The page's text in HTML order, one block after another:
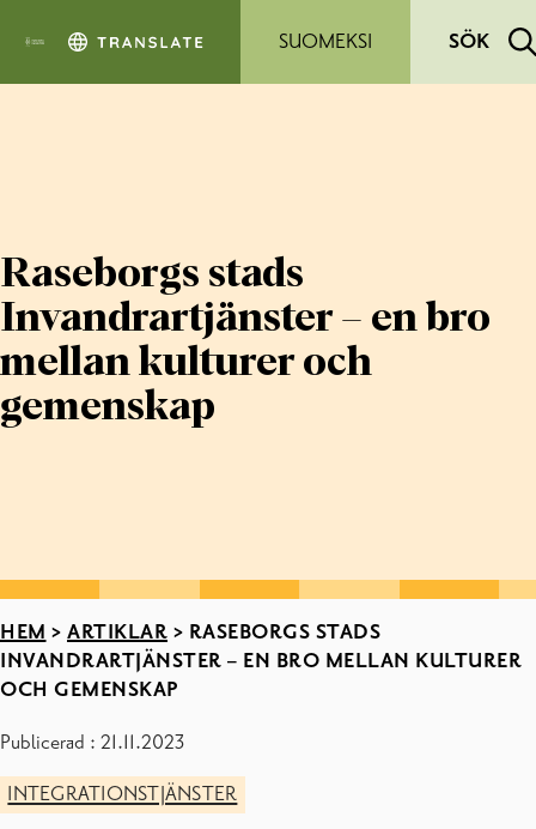
SUOMEKSI
SÖK
Raseborgs stads
Invandrartjänster – en bro
mellan kulturer och
gemenskap
HEM > ARTIKLAR > RASEBORGS STADS
INVANDRARTJÄNSTER – EN BRO MELLAN KULTURER
OCH GEMENSKAP
Publicerad : 21.11.2023
INTEGRATIONSTJÄNSTER